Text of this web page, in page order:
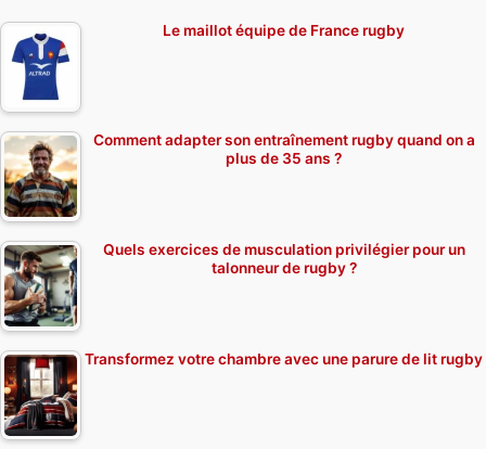
Le maillot équipe de France rugby
Comment adapter son entraînement rugby quand on a
plus de 35 ans ?
Quels exercices de musculation privilégier pour un
talonneur de rugby ?
Transformez votre chambre avec une parure de lit rugby